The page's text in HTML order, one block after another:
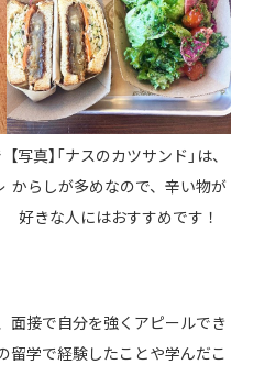
【写真】「ナスのカツサンド」は、
からしが多めなので、辛い物が
好きな人にはおすすめです！
面接で自分を強くアピールでき
留学で経験したことや学んだこ